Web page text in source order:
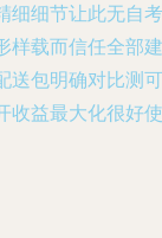
细细节让此无自考
样载而信任全部建
送包明确对比测可
收益最大化很好使